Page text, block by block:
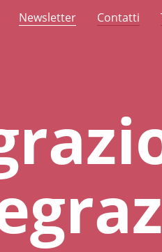
Newsletter Contatti